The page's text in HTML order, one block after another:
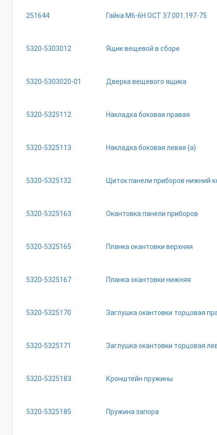
251644 Гайка М6-6Н ОСТ 37.001.197-75
5320-5303012 Ящик вещевой в сборе
5320-5303020-01 Дверка вещевого ящика
5320-5325112 Накладка боковая правая
5320-5325113 Накладка боковая левая {а}
5320-5325132 Щиток панели приборов нижний
5320-5325163 Окантовка панели приборов
5320-5325165 Планка окантовки верхняя
5320-5325167 Планка окантовки нижняя
5320-5325170 Заглушка окантовки торцовая
5320-5325171 Заглушка окантовки торцовая
5320-5325183 Кронштейн пружины
5320-5325185 Пружина запора